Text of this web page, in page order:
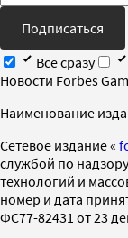
Подписаться
Все сразу
Новости Forbes
Наименование
Cетевое издание «
службой по
технологий и
номер и дата
ФС77-82431 от 23